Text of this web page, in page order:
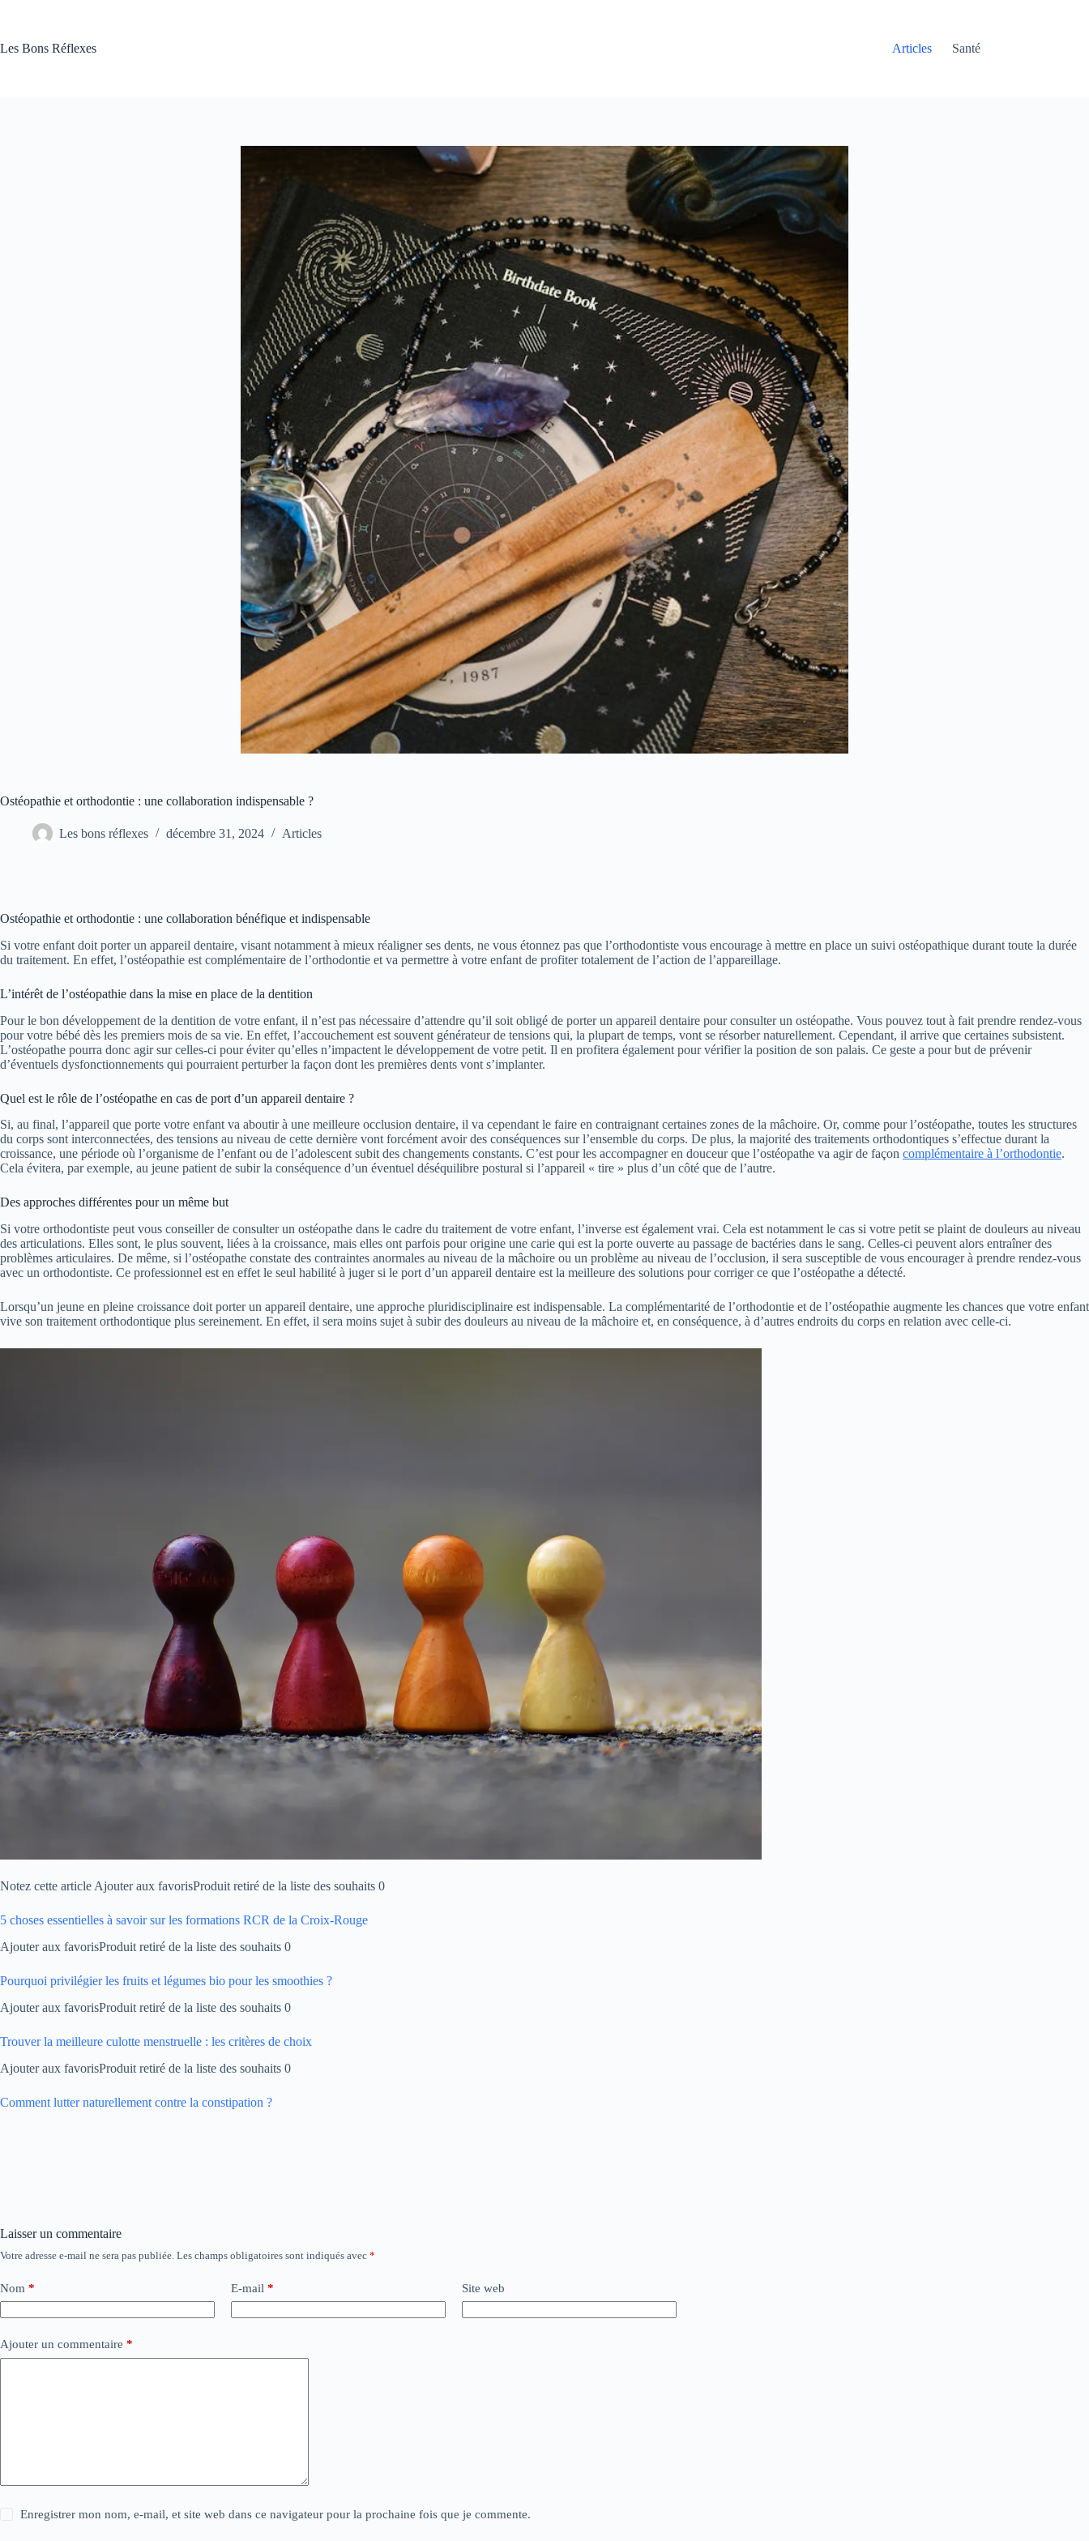
Les Bons Réflexes
Articles Santé
Ostéopathie et orthodontie : une collaboration indispensable ?
Les bons réflexes décembre 31, 2024 Articles
Ostéopathie et orthodontie : une collaboration bénéfique et indispensable
Si votre enfant doit porter un appareil dentaire, visant notamment à mieux réaligner ses dents, ne vous étonnez pas que l’orthodontiste vous encourage à mettre en place un suivi ostéopathique durant toute la durée
du traitement. En effet, l’ostéopathie est complémentaire de l’orthodontie et va permettre à votre enfant de profiter totalement de l’action de l’appareillage.
L’intérêt de l’ostéopathie dans la mise en place de la dentition
Pour le bon développement de la dentition de votre enfant, il n’est pas nécessaire d’attendre qu’il soit obligé de porter un appareil dentaire pour consulter un ostéopathe. Vous pouvez tout à fait prendre rendez-vous
pour votre bébé dès les premiers mois de sa vie. En effet, l’accouchement est souvent générateur de tensions qui, la plupart de temps, vont se résorber naturellement. Cependant, il arrive que certaines subsistent.
L’ostéopathe pourra donc agir sur celles-ci pour éviter qu’elles n’impactent le développement de votre petit. Il en profitera également pour vérifier la position de son palais. Ce geste a pour but de prévenir
d’éventuels dysfonctionnements qui pourraient perturber la façon dont les premières dents vont s’implanter.
Quel est le rôle de l’ostéopathe en cas de port d’un appareil dentaire ?
Si, au final, l’appareil que porte votre enfant va aboutir à une meilleure occlusion dentaire, il va cependant le faire en contraignant certaines zones de la mâchoire. Or, comme pour l’ostéopathe, toutes les structures
du corps sont interconnectées, des tensions au niveau de cette dernière vont forcément avoir des conséquences sur l’ensemble du corps. De plus, la majorité des traitements orthodontiques s’effectue durant la
croissance, une période où l’organisme de l’enfant ou de l’adolescent subit des changements constants. C’est pour les accompagner en douceur que l’ostéopathe va agir de façon complémentaire à l’orthodontie.
Cela évitera, par exemple, au jeune patient de subir la conséquence d’un éventuel déséquilibre postural si l’appareil « tire » plus d’un côté que de l’autre.
Des approches différentes pour un même but
Si votre orthodontiste peut vous conseiller de consulter un ostéopathe dans le cadre du traitement de votre enfant, l’inverse est également vrai. Cela est notamment le cas si votre petit se plaint de douleurs au niveau
des articulations. Elles sont, le plus souvent, liées à la croissance, mais elles ont parfois pour origine une carie qui est la porte ouverte au passage de bactéries dans le sang. Celles-ci peuvent alors entraîner des
problèmes articulaires. De même, si l’ostéopathe constate des contraintes anormales au niveau de la mâchoire ou un problème au niveau de l’occlusion, il sera susceptible de vous encourager à prendre rendez-vous
avec un orthodontiste. Ce professionnel est en effet le seul habilité à juger si le port d’un appareil dentaire est la meilleure des solutions pour corriger ce que l’ostéopathe a détecté.
Lorsqu’un jeune en pleine croissance doit porter un appareil dentaire, une approche pluridisciplinaire est indispensable. La complémentarité de l’orthodontie et de l’ostéopathie augmente les chances que votre enfant
vive son traitement orthodontique plus sereinement. En effet, il sera moins sujet à subir des douleurs au niveau de la mâchoire et, en conséquence, à d’autres endroits du corps en relation avec celle-ci.
Notez cette article Ajouter aux favorisProduit retiré de la liste des souhaits 0
5 choses essentielles à savoir sur les formations RCR de la Croix-Rouge
Ajouter aux favorisProduit retiré de la liste des souhaits 0
Pourquoi privilégier les fruits et légumes bio pour les smoothies ?
Ajouter aux favorisProduit retiré de la liste des souhaits 0
Trouver la meilleure culotte menstruelle : les critères de choix
Ajouter aux favorisProduit retiré de la liste des souhaits 0
Comment lutter naturellement contre la constipation ?
Laisser un commentaire
Votre adresse e-mail ne sera pas publiée. Les champs obligatoires sont indiqués avec *
Nom * E-mail * Site web
Ajouter un commentaire *
Enregistrer mon nom, e-mail, et site web dans ce navigateur pour la prochaine fois que je commente.